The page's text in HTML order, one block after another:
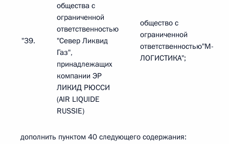
"39.
общества с
ограниченной
ответственностью
"Север Ликвид
Газ",
принадлежащих
компании ЭР
ЛИКИД РЮССИ
(AIR LIQUIDE
RUSSIE)
общество с
ограниченной
ответственностью"М-
ЛОГИСТИКА";
дополнить пунктом 40 следующего содержания: